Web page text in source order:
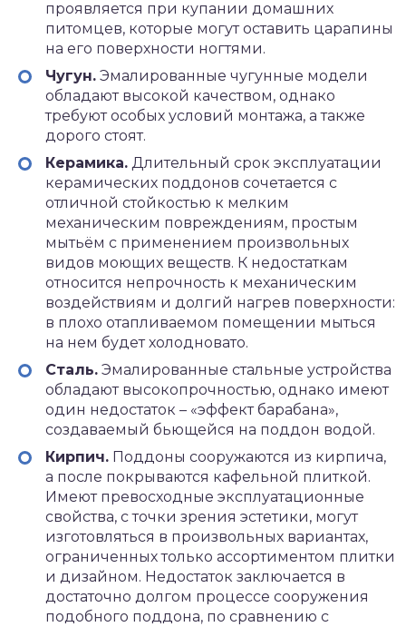
проявляется при купании домашних
питомцев, которые могут оставить царапины
на его поверхности ногтями.
Чугун. Эмалированные чугунные модели
обладают высокой качеством, однако
требуют особых условий монтажа, а также
дорого стоят.
Керамика. Длительный срок эксплуатации
керамических поддонов сочетается с
отличной стойкостью к мелким
механическим повреждениям, простым
мытьём с применением произвольных
видов моющих веществ. К недостаткам
относится непрочность к механическим
воздействиям и долгий нагрев поверхности:
в плохо отапливаемом помещении мыться
на нем будет холодновато.
Сталь. Эмалированные стальные устройства
обладают высокопрочностью, однако имеют
один недостаток – «эффект барабана»,
создаваемый бьющейся на поддон водой.
Кирпич. Поддоны сооружаются из кирпича,
а после покрываются кафельной плиткой.
Имеют превосходные эксплуатационные
свойства, с точки зрения эстетики, могут
изготовляться в произвольных вариантах,
ограниченных только ассортиментом плитки
и дизайном. Недостаток заключается в
достаточно долгом процессе сооружения
подобного поддона, по сравнению с